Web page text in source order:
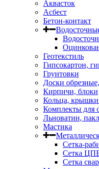
Аквасток
Асбест
Бетон-контакт
Геотекстиль
Гипсокартон,
Грунтовки
Доски
Кирпичи, блоки
Кольца,
Комплекты для
Льноватин,
Мастика
Сетка-
Сетка
Сетка